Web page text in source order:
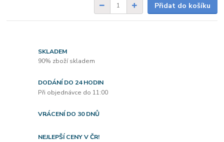
Přidat do košíku
SKLADEM
90% zboží skladem
DODÁNÍ DO 24 HODIN
Při objednávce do 11:00
VRÁCENÍ DO 30 DNŮ
NEJLEPŠÍ CENY V ČR!